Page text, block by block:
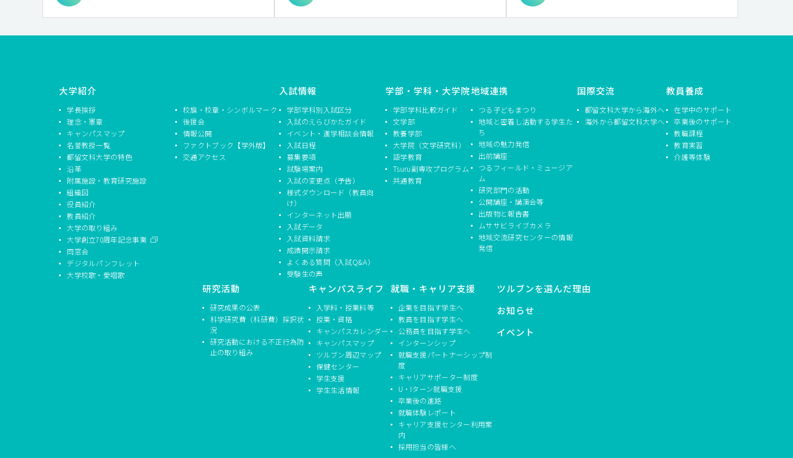
大学紹介
学長挨拶
理念・憲章
キャンパスマップ
名誉教授一覧
都留文科大学の特色
沿革
附属施設・教育研究施設
組織図
役員紹介
教員紹介
大学の取り組み
大学創立70周年記念事業
同窓会
デジタルパンフレット
大学校歌・愛唱歌
校旗・校章・シンボルマーク
後援会
情報公開
ファクトブック【学外版】
交通アクセス
入試情報
学部学科別入試区分
入試のえらびかたガイド
イベント・進学相談会情報
入試日程
募集要項
試験場案内
入試の変更点（予告）
様式ダウンロード（教員向
け）
インターネット出願
入試データ
入試資料請求
成績開示請求
よくある質問（入試Q&A）
受験生の声
学部・学科・大学院
学部学科比較ガイド
文学部
教養学部
大学院（文学研究科）
語学教育
Tsuru副専攻プログラム
共通教育
地域連携
つる子どもまつり
地域と密着し活動する学生た
ち
地域の魅力発信
出前講座
つるフィールド・ミュージア
ム
研究部門の活動
公開講座・講演会等
出版物と報告書
ムササビライブカメラ
地域交流研究センターの情報
発信
国際交流
都留文科大学から海外へ
海外から都留文科大学へ
教員養成
在学中のサポート
卒業後のサポート
教職課程
教育実習
介護等体験
研究活動
研究成果の公表
科学研究費（科研費）採択状
況
研究活動における不正行為防
止の取り組み
キャンパスライフ
入学料・授業料等
授業・資格
キャンパスカレンダー
キャンパスマップ
ツルブン周辺マップ
保健センター
学生支援
学生生活情報
就職・キャリア支援
企業を目指す学生へ
教員を目指す学生へ
公務員を目指す学生へ
インターンシップ
就職支援パートナーシップ制
度
キャリアサポーター制度
U・Iターン就職支援
卒業後の進路
就職体験レポート
キャリア支援センター利用案
内
採用担当の皆様へ
ツルブンを選んだ理由
お知らせ
イベント